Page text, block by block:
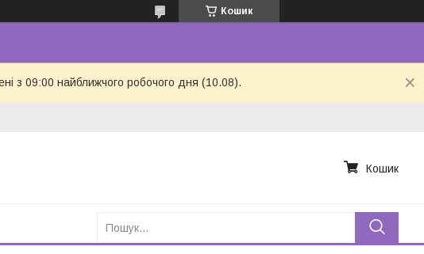
Кошик
з 09:00 найближчого робочого дня (10.08).
Кошик